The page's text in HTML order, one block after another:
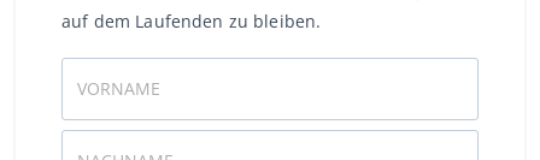
auf dem Laufenden zu bleiben.